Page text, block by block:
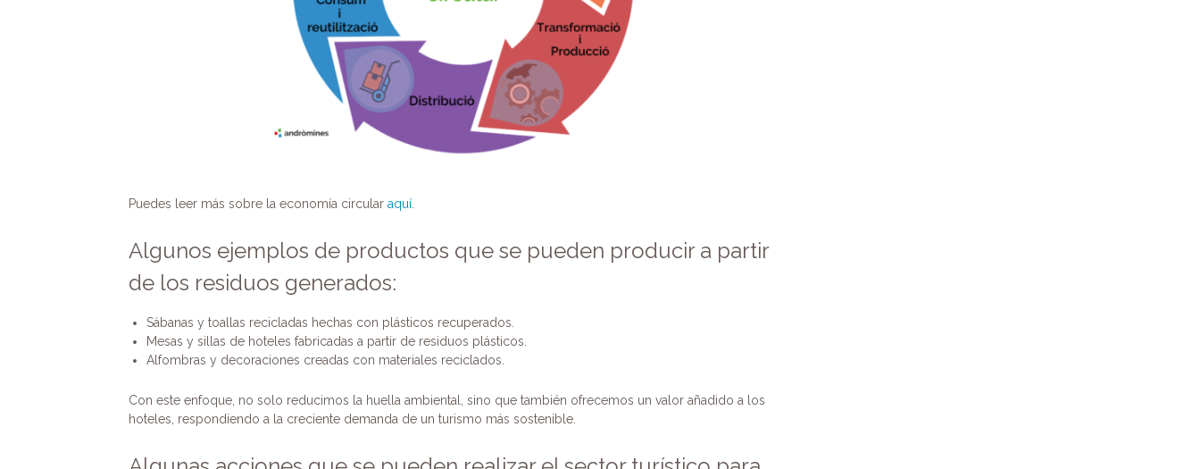
Puedes leer más sobre la economía circular aquí.
Algunos ejemplos de productos que se pueden producir a partir
de los residuos generados:
Sábanas y toallas recicladas hechas con plásticos recuperados.
Mesas y sillas de hoteles fabricadas a partir de residuos plásticos.
Alfombras y decoraciones creadas con materiales reciclados.
Con este enfoque, no solo reducimos la huella ambiental, sino que también ofrecemos un valor añadido a los
hoteles, respondiendo a la creciente demanda de un turismo más sostenible.